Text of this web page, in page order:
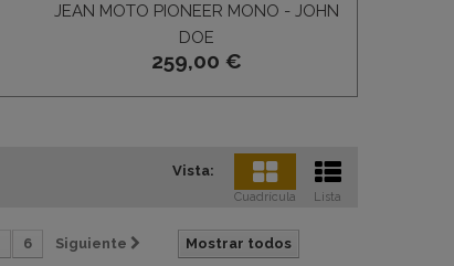
JEAN MOTO PIONEER MONO - JOHN
DOE
259,00 €
Vista:
Cuadrícula Lista
Mostrar todos
6 Siguiente